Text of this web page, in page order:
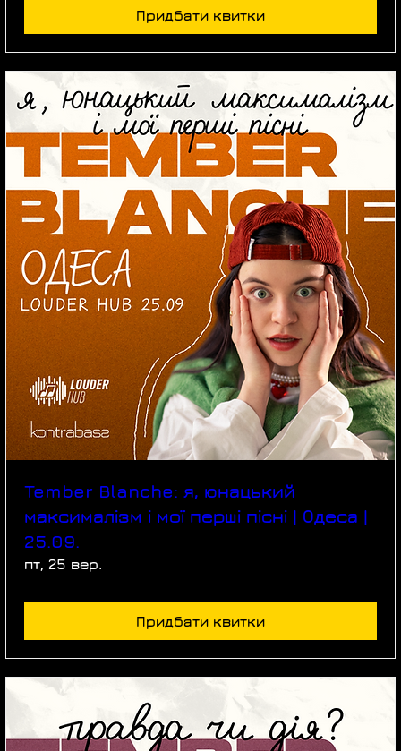
Придбати квитки
Tember Blanche: я, юнацький
максималізм і мої перші пісні | Одеса |
25.09.
пт, 25 вер.
Придбати квитки